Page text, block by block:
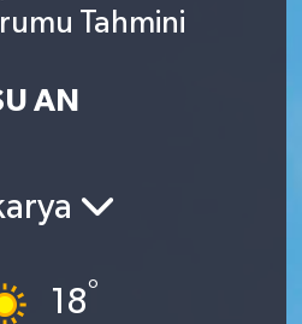
Tahmini
AN
18°